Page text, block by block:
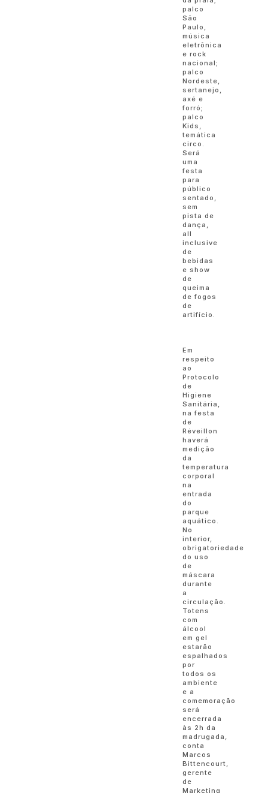
palco
São
Paulo,
música
eletrônica
e rock
nacional;
palco
Nordeste,
sertanejo,
axé e
forró;
palco
Kids,
temática
circo.
Será
uma
festa
para
público
sentado,
sem
pista de
dança,
all
inclusive
de
bebidas
e show
de
queima
de fogos
de
artifício.
Em
respeito
ao
Protocolo
de
Higiene
Sanitária,
na festa
de
Réveillon
haverá
medição
da
temperatura
corporal
na
entrada
do
parque
aquático.
No
interior,
obrigatoriedade
do uso
de
máscara
durante
a
circulação.
Totens
com
álcool
em gel
estarão
espalhados
por
todos os
ambiente
e a
comemoração
será
encerrada
às 2h da
madrugada,
conta
Marcos
Bittencourt,
gerente
de
Marketing